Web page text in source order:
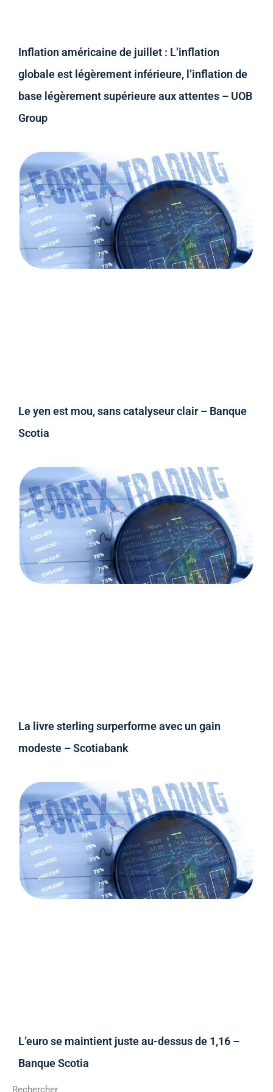
Inflation américaine de juillet : L’inflation
globale est légèrement inférieure, l’inflation de
base légèrement supérieure aux attentes – UOB
Group
Le yen est mou, sans catalyseur clair – Banque
Scotia
La livre sterling surperforme avec un gain
modeste – Scotiabank
L’euro se maintient juste au-dessus de 1,16 –
Banque Scotia